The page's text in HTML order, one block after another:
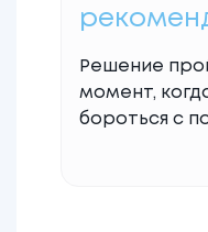
Решение
момент,
бороться с